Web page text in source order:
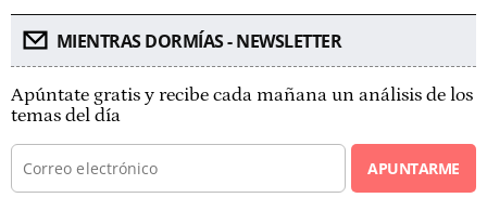
MIENTRAS DORMÍAS - NEWSLETTER
Apúntate gratis y recibe cada mañana un análisis de los
temas del día
APUNTARME